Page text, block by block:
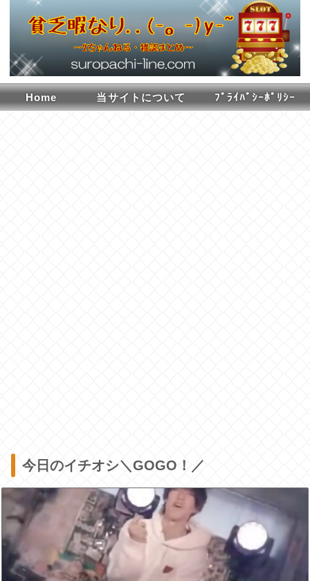
Home 当サイトについて ﾌﾟﾗｲﾊﾞｼｰﾎﾟﾘｼｰ
今日のイチオシ＼GOGO！／